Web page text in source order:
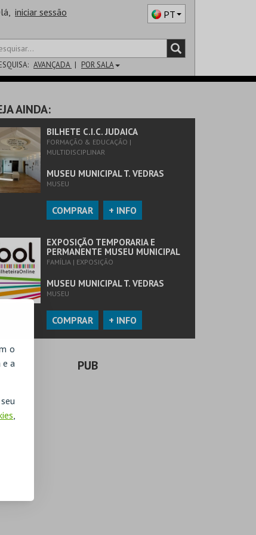
o
a
iniciar sessão PT
AVANÇADA POR SALA
AINDA:
BILHETE C.I.C. JUDAICA
FORMAÇÃO & EDUCAÇÃO |
MULTIDISCIPLINAR
MUSEU MUNICIPAL T. VEDRAS
MUSEU
COMPRAR + INFO
EXPOSIÇÃO TEMPORARIA E
PERMANENTE MUSEU MUNICIPAL
FAMÍLIA | EXPOSIÇÃO
MUSEU MUNICIPAL T. VEDRAS
MUSEU
COMPRAR + INFO
PUB